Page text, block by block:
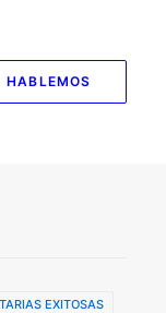
HABLEMOS
EXITOSAS